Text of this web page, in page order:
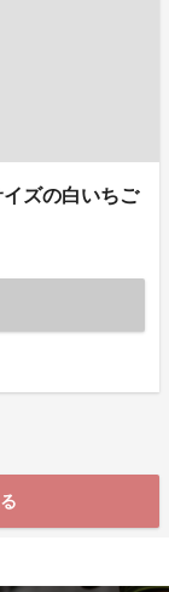
ズの白いちご